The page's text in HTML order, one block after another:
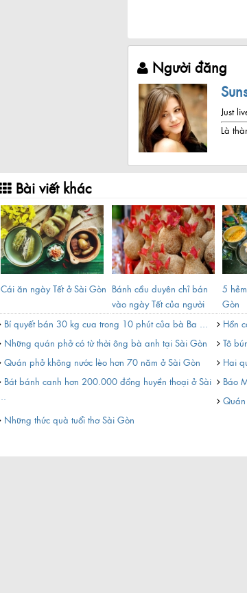
Người đăng
Just
Là
Bài viết khác
Cái ăn ngày Tết ở Sài Gòn Bánh cầu duyên chỉ bán
vào ngày Tết của người
Hoa ...
5
Gòn
Bí quyết bán 30 kg cua trong 10 phút của bà Ba ...
Hồn
Những quán phở có từ thời ông bà anh tại Sài Gòn
Tô
Quán phở không nước lèo hơn 70 năm ở Sài Gòn
Hai
Bát bánh canh hơn 200.000 đồng huyền thoại ở Sài
Báo
Những thức quà tuổi thơ Sài Gòn